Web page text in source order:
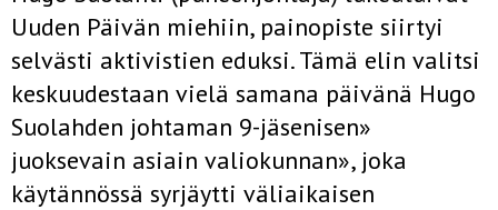
Uuden Päivän miehiin, painopiste siirtyi
selvästi aktivistien eduksi. Tämä elin valitsi
keskuudestaan vielä samana päivänä Hugo
Suolahden johtaman 9-jäsenisen»
juoksevain asiain valiokunnan», joka
käytännössä syrjäytti väliaikaisen